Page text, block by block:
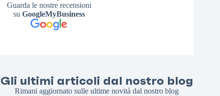
Guarda le nostre recensioni
su GoogleMyBusiness
Gli ultimi articoli dal nostro blog
Rimani aggiornato sulle ultime novità dal nostro blog